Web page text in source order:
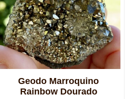
Geodo Marroquino
Rainbow Dourado